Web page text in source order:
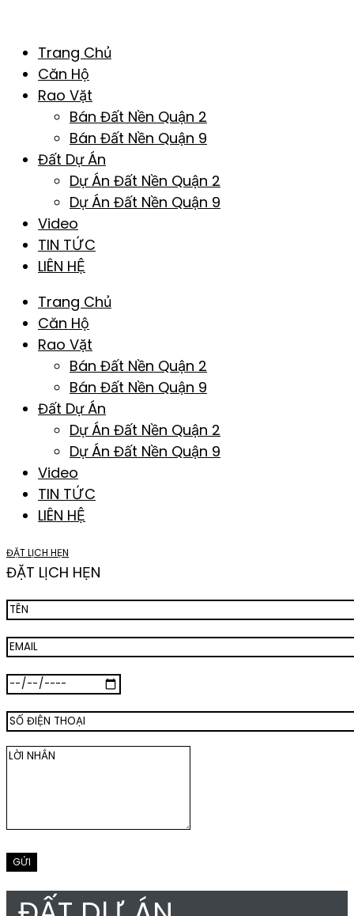
Trang Chủ
Căn Hộ
Rao Vặt
Bán Đất Nền Quận 2
Bán Đất Nền Quận 9
Đất Dự Án
Dự Án Đất Nền Quận 2
Dự Án Đất Nền Quận 9
Video
TIN TỨC
LIÊN HỆ
Trang Chủ
Căn Hộ
Rao Vặt
Bán Đất Nền Quận 2
Bán Đất Nền Quận 9
Đất Dự Án
Dự Án Đất Nền Quận 2
Dự Án Đất Nền Quận 9
Video
TIN TỨC
LIÊN HỆ
ĐẶT LỊCH HẸN
ĐẶT LỊCH HẸN